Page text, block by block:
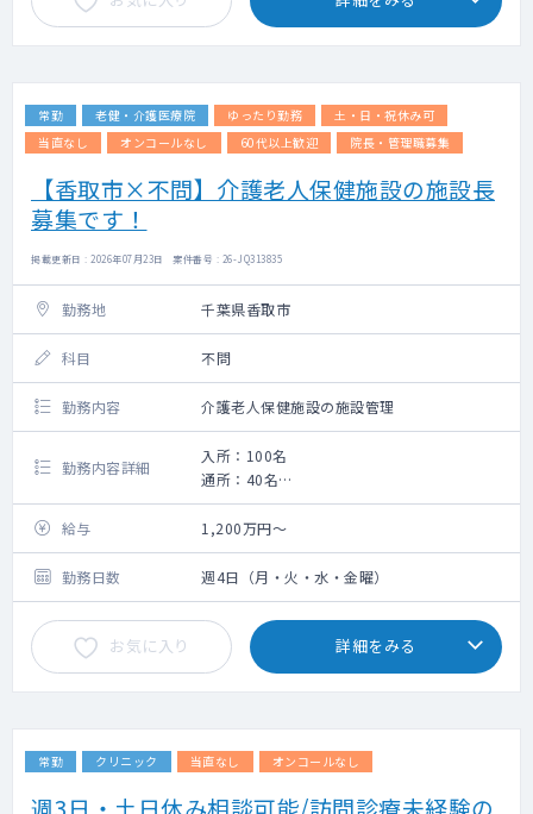
常勤 老健・介護医療院 ゆったり勤務
土・日・祝休み可
当直なし
オンコールなし 60代以上歓迎 院長・管理職募集
【香取市×不問】介護老人保健施設の施設長
募集です！
掲載更新日 : 2026年07月23日 案件番号 : 26-JQ313835
勤務地 千葉県香取市
科目 不問
勤務内容 介護老人保健施設の施設管理
勤務内容詳細
入所：100名
通所：40名
・入所者への月1回の定期診察（4～5名/日）
／定期処方
・臨時診察／臨時処方
・介護認定に係る書類作成
・新規入所者の診察
・ご家族様への病状説明
・委員会出席
給与 1,200万円～
勤務日数 週4日（月・火・水・金曜）
お気に入り 詳細をみる
常勤 クリニック 当直なし オンコールなし
週3日・土日休み相談可能/訪問診療未経験の